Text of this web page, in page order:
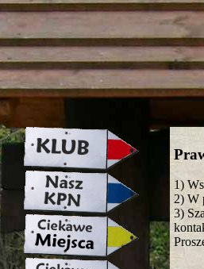
strona w
1)
2) W
3)